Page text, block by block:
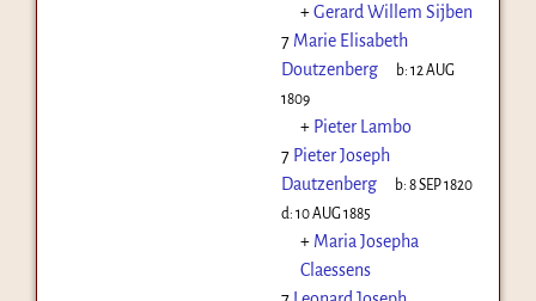
+Gerard Willem Sijben
7 Marie Elisabeth
Doutzenberg
b:12 AUG
1809
+ Pieter Lambo
7 Pieter Joseph
Dautzenberg
b:8 SEP 1820
d: 10 AUG 1885
+ Maria Josepha
Claessens